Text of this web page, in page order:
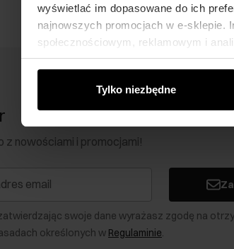
wyświetlać im dopasowane do ich
najnowszych promocjach w e-sklepie.
społecznościowym, reklamowym i
od Ciebie lub uzyskanymi podczas
Tylko niezbędne
z nowościami i promocjami!
swoje dane wyrażasz zgodę na
określonych w Regulaminie.